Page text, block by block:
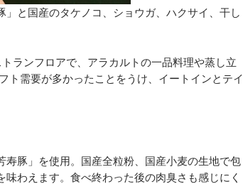
と国産のタケノコ、ショウガ、ハクサイ、干し
ランフロアで、アラカルトの一品料理や蒸し立
ト需要が多かったことをうけ、イートインとテイ
豚」を使用。国産全粒粉、国産小麦の生地で包
わえます。食べ終わった後の肉臭さも感じにく